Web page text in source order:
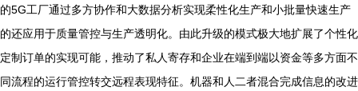
的5G工厂通过多方协作和大数据分析实现柔性化生产和小批量快速生产
的还应用于质量管控与生产透明化。由此升级的模式极大地扩展了个性化
定制订单的实现可能，推动了私人寄存和企业在端到端以资金等多方面不
同流程的运行管控转交远程表现特征。机器和人二者混合完成信息的改进